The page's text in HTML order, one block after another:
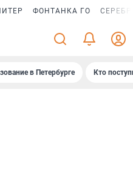
ФОНТАНКА ГО
в Петербурге Кто